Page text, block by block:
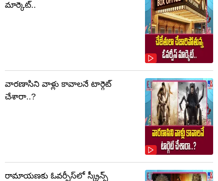
మార్కెట్..
వారణాసిని వాళ్లు కావాలనే టార్గెట్
చేశారా..?
రామాయణకు ఓవర్సీస్‌లో స్క్రీన్స్